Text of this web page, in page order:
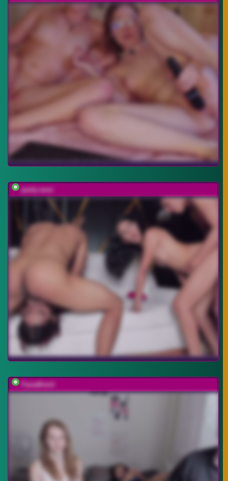
party-sexx
FanatKenli